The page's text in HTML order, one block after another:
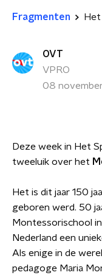
Fragmenten
OVT
VPRO
08
Deze week in Het
tweeluik over het
Het is dit jaar 150
geboren werd. 50
Montessorischool
Nederland een
Als enige in de
pedagoge Maria